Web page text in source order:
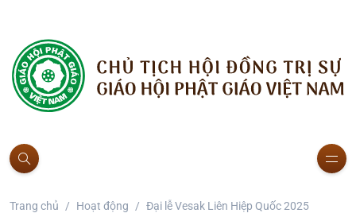
Trang chủ Hoạt động
Đại lễ Vesak Liên Hiệp Quốc 2025